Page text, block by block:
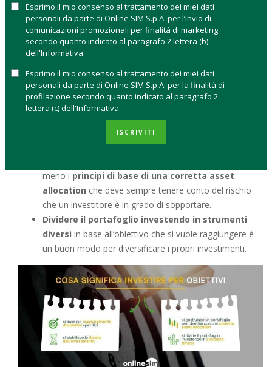
Obiettivo investire per i figli
Obiettivo investire per la pensione
COSA SIGNIFICA INVESTIRE PER OBIETTIVI
La pianificazione di portafoglionon si basa sulle
performance dei mercati,ma sul raggiungimento di
progetti o obiettivi specifici.
Per raggiungere il traguardo desiderato si identifica un
periodo di tempo in linea con l’obiettivo e si stabilisce
durata dell’investimento
meno i principi di base di una corretta asset
allocation che deve sempre tenere conto del rischio
che un investitore è in grado di sopportare.
Dividere il portafoglio investendo in strumenti
diversi in base all’obiettivo che si vuole raggiungere è
un buon modo per diversificare i propri investimenti.
Esprimo il mio consenso al trattamento dei miei dati
personali da parte di Online SIM S.p.A. per l’invio di
comunicazioni promozionali per finalità di marketing
secondo quanto indicato al paragrafo 2 lettera (b)
dell'Informativa.
Esprimo il mio consenso al trattamento dei miei dati
personali da parte di Online SIM S.p.A. per la finalità di
profilazione secondo quanto indicato al paragrafo 2
lettera (c) dell'Informativa.
ISCRIVITI